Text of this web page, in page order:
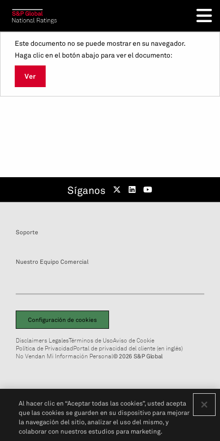
Este documento no se puede mostrar en su navegador.
Haga clic en el botón abajo para ver el documento:
Ver
Síganos
Soporte
Nuestro Equipo Comercial
Configuración de cookies
Disclaimers LegalesTérminos de UsoAviso de Cookie
Política de PrivacidadPortal de privacidad del cliente (en inglés)
No Vendan Mi Información Personal© 2026 S&P Global
Al hacer clic en “Aceptar todas las cookies”, usted acepta
que las cookies se guarden en su dispositivo para mejorar
la navegación del sitio, analizar el uso del mismo, y
colaborar con nuestros estudios para marketing.